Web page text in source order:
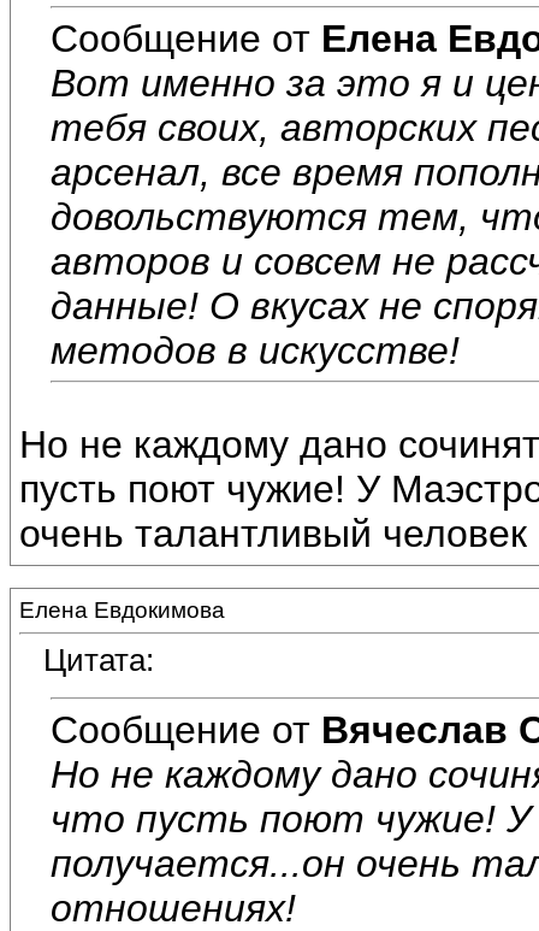
Сообщение от Елена
Вот именно за это я и
тебя своих, авторских
арсенал, все время
довольствуются тем,
авторов и совсем не
данные! О вкусах не
методов в искусстве!
Но не каждому дано
пусть поют чужие! У
очень талантливый
Елена Евдокимова
Цитата:
Сообщение от Вячеслав
Но не каждому дано
что пусть поют чужие!
получается...он очень
отношениях!